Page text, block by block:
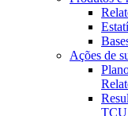
Ações de
TCU